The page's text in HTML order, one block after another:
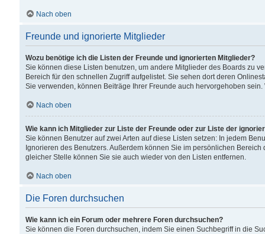
Nach oben
Freunde und ignorierte Mitglieder
Wozu benötige ich die Listen der Freunde und ignorierten Mitglieder?
Sie können diese Listen benutzen, um andere Mitglieder des Boards zu
Bereich für den schnellen Zugriff aufgelistet. Sie sehen dort deren
Sie verwenden, können Beiträge Ihrer Freunde auch hervorgehoben
Nach oben
Wie kann ich Mitglieder zur Liste der Freunde oder zur Liste der
Sie können Benutzer auf zwei Arten auf diese Listen setzen: In jedem
Ignorieren des Benutzers. Außerdem können Sie im persönlichen
gleicher Stelle können Sie sie auch wieder von den Listen entfernen.
Nach oben
Die Foren durchsuchen
Wie kann ich ein Forum oder mehrere Foren durchsuchen?
Sie können die Foren durchsuchen, indem Sie einen Suchbegriff in die